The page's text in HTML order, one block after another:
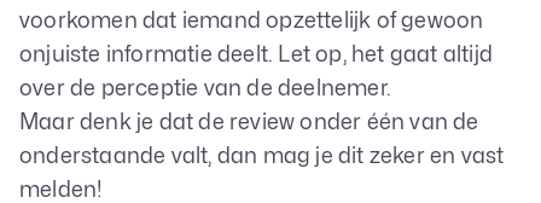
voorkomen dat iemand opzettelijk of gewoon
onjuiste informatie deelt. Let op, het gaat altijd
over de perceptie van de deelnemer.
Maar denk je dat de review onder één van de
onderstaande valt, dan mag je dit zeker en vast
melden!